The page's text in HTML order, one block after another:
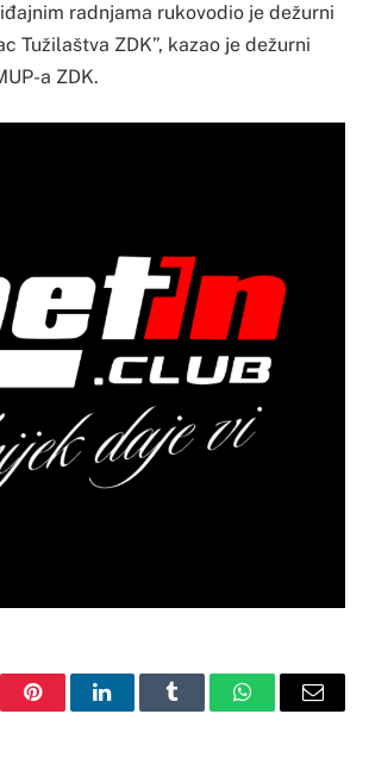
radnjama rukovodio je dežurni
Tužilaštva ZDK”, kazao je dežurni
a ZDK.
PinterestLinkedInTumblr WhatsAppEmail